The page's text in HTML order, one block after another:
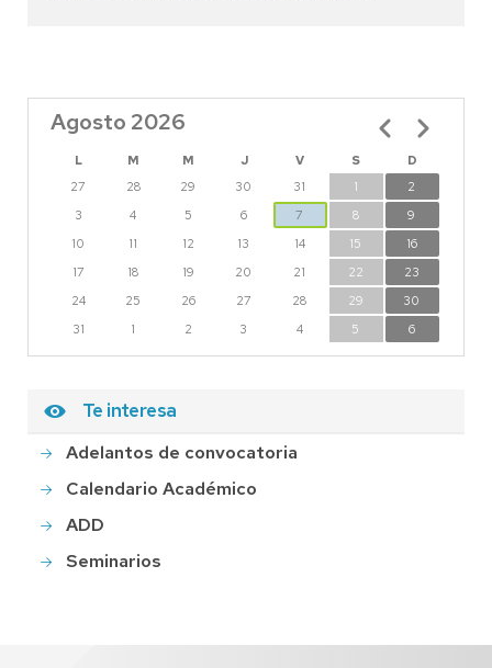
Agosto 2026
L M M J V S
D
27
28 29 30 31 1
2
3
4 5 6 7 8
9
10
11 12 13 14 15
16
17
18 19 20 21 22
23
24
25 26 27 28 29
30
31
1 2 3 4 5 6
Paginación
Te interesa
Adelantos de convocatoria
Calendario Académico
ADD
Seminarios